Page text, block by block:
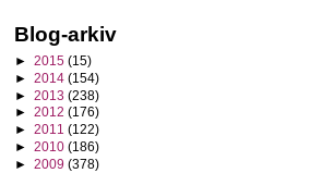
Blog-arkiv
► 2015 (15)
► 2014 (154)
► 2013 (238)
► 2012 (176)
► 2011 (122)
► 2010 (186)
► 2009 (378)